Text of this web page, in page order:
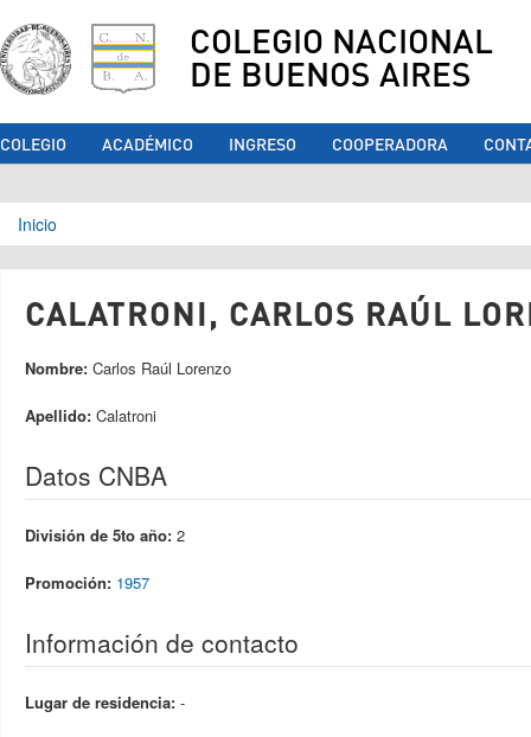
COLEGIO NACIONAL
DE BUENOS AIRES
COLEGIO ACADÉMICO INGRESO COOPERADORA
Se encuentra usted aquí
Inicio
CALATRONI, CARLOS RAÚL
Nombre: Carlos Raúl Lorenzo
Apellido: Calatroni
Datos CNBA
División de 5to año: 2
Promoción: 1957
Información de contacto
Lugar de residencia: -